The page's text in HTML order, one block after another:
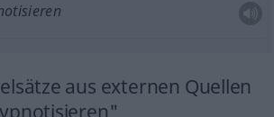
aus externen Quellen